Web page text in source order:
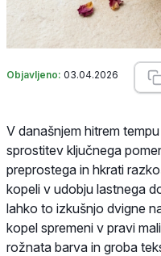
Objavljeno: 03.04.2026
V današnjem hitrem
sprostitev ključnega
preprostega in hkrati
kopeli v udobju lastnega
lahko to izkušnjo dvigne
kopel spremeni v pravi
rožnata barva in groba